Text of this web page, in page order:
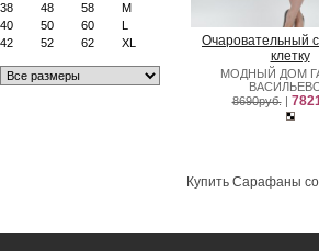
38
48 58
M
40
50 60
L
42
52 62 XL
Очаровательный
клетку
МОДНЫЙ ДОМ
8690руб.|
Купить Сарафаны со